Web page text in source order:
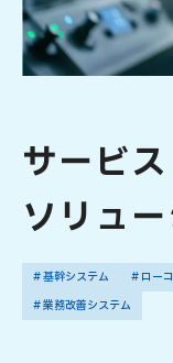
サービス
ソリュ
# 基幹システム # ロー
# 業務改善システム